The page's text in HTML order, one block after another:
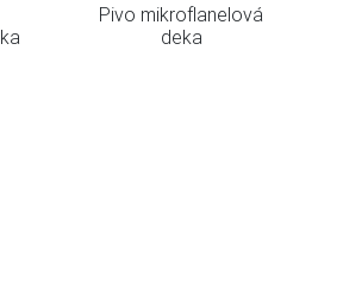
Pivo mikroflanelová
deka